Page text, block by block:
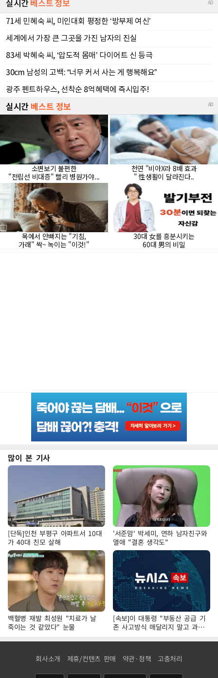
많이 본 기사
[단독]인천 부평구 아파트서 10대
가 40대 친모 살해
'서준맘' 박세미, 연하 남자친구와
열애 "결혼 생각도"
백혈병 재발 최성원 "치료가 날
죽이는 것 같았다" 눈물
[속보]이 대통령 "부동산 공급 기
존 사고방식 매달리지 말고 과감
히 실천"
회사소개 제휴/컨텐츠 판매 약관·정책 고충처리